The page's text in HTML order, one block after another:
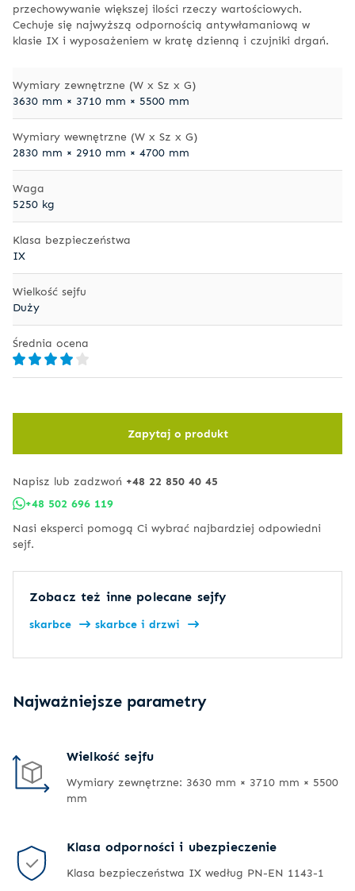
przechowywanie większej ilości rzeczy wartościowych.
Cechuje się najwyższą odpornością antywłamaniową w
klasie IX i wyposażeniem w kratę dzienną i czujniki drgań.
Wymiary zewnętrzne (W x Sz x G)
3630 mm × 3710 mm × 5500 mm
Wymiary wewnętrzne (W x Sz x G)
2830 mm × 2910 mm × 4700 mm
Waga
5250 kg
Klasa bezpieczeństwa
IX
Wielkość sejfu
Duży
Średnia ocena
Zapytaj o produkt
Napisz lub zadzwoń +48 22 850 40 45
+48 502 696 119
Nasi eksperci pomogą Ci wybrać najbardziej odpowiedni
sejf.
Zobacz też inne polecane sejfy
skarbce skarbce i drzwi
Najważniejsze parametry
Wielkość sejfu
Wymiary zewnętrzne: 3630 mm × 3710 mm × 5500
mm
Klasa odporności i ubezpieczenie
Klasa bezpieczeństwa IX według PN-EN 1143-1